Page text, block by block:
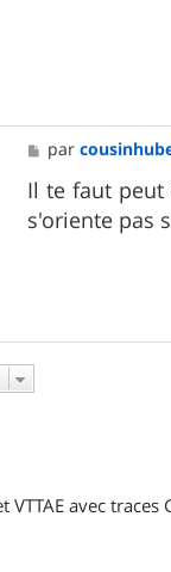
M
e
s
s
a
par
Il te faut peut
s'oriente pas
VTTAE avec traces